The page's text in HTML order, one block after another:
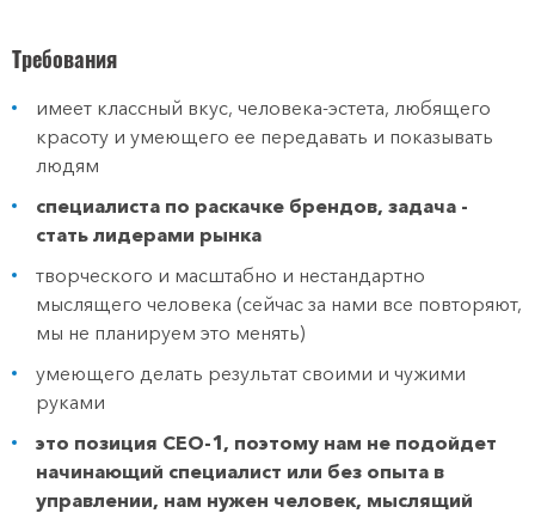
Требования
имеет классный вкус, человека-эстета, любящего
красоту и умеющего ее передавать и показывать
людям
специалиста по раскачке брендов, задача -
стать лидерами рынка
творческого и масштабно и нестандартно
мыслящего человека (сейчас за нами все повторяют,
мы не планируем это менять)
умеющего делать результат своими и чужими
руками
это позиция СЕО-1, поэтому нам не подойдет
начинающий специалист или без опыта в
управлении, нам нужен человек, мыслящий